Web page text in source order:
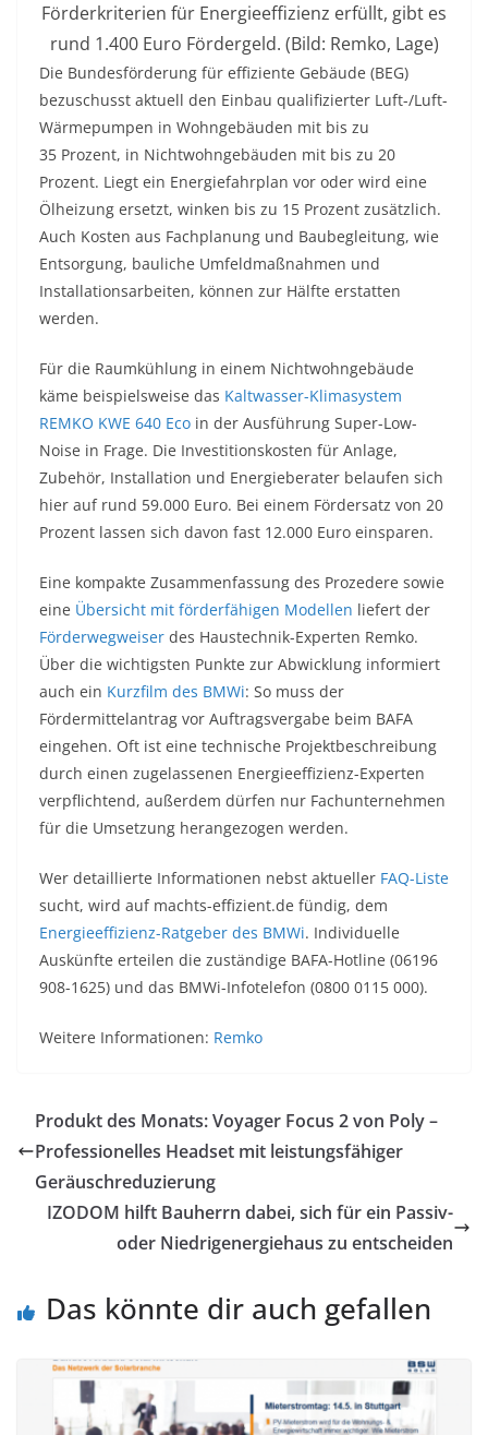
Förderkriterien für Energieeffizienz erfüllt, gibt es
rund 1.400 Euro Fördergeld. (Bild: Remko, Lage)
Die Bundesförderung für effiziente Gebäude (BEG)
bezuschusst aktuell den Einbau qualifizierter Luft-/Luft-
Wärmepumpen in Wohngebäuden mit bis zu
35 Prozent, in Nichtwohngebäuden mit bis zu 20
Prozent. Liegt ein Energiefahrplan vor oder wird eine
Ölheizung ersetzt, winken bis zu 15 Prozent zusätzlich.
Auch Kosten aus Fachplanung und Baubegleitung, wie
Entsorgung, bauliche Umfeldmaßnahmen und
Installationsarbeiten, können zur Hälfte erstatten
werden.
Für die Raumkühlung in einem Nichtwohngebäude
käme beispielsweise das Kaltwasser-Klimasystem
REMKO KWE 640 Eco in der Ausführung Super-Low-
Noise in Frage. Die Investitionskosten für Anlage,
Zubehör, Installation und Energieberater belaufen sich
hier auf rund 59.000 Euro. Bei einem Fördersatz von 20
Prozent lassen sich davon fast 12.000 Euro einsparen.
Eine kompakte Zusammenfassung des Prozedere sowie
eine Übersicht mit förderfähigen Modellen liefert der
Förderwegweiser des Haustechnik-Experten Remko.
Über die wichtigsten Punkte zur Abwicklung informiert
auch ein Kurzfilm des BMWi: So muss der
Fördermittelantrag vor Auftragsvergabe beim BAFA
eingehen. Oft ist eine technische Projektbeschreibung
durch einen zugelassenen Energieeffizienz-Experten
verpflichtend, außerdem dürfen nur Fachunternehmen
für die Umsetzung herangezogen werden.
Wer detaillierte Informationen nebst aktueller FAQ-Liste
sucht, wird auf machts-effizient.de fündig, dem
Energieeffizienz-Ratgeber des BMWi. Individuelle
Auskünfte erteilen die zuständige BAFA-Hotline (06196
908-1625) und das BMWi-Infotelefon (0800 0115 000).
Weitere Informationen: Remko
Produkt des Monats: Voyager Focus 2 von Poly –
Professionelles Headset mit leistungsfähiger
Geräuschreduzierung
IZODOM hilft Bauherrn dabei, sich für ein Passiv-
oder Niedrigenergiehaus zu entscheiden
Das könnte dir auch gefallen